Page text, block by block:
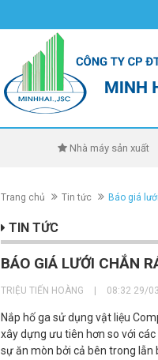
Nhà máy sản xuất
Trang chủ Tin tức Báo giá
TIN TỨC
BÁO GIÁ LƯỚI CHẮN
TRIỆU TIẾN HOÀNG 08:32 29/
Nắp hố ga sử dụng vật liệu
xây dựng ưu tiên hơn so với
sự ăn mòn bởi cả bên trong lẫn